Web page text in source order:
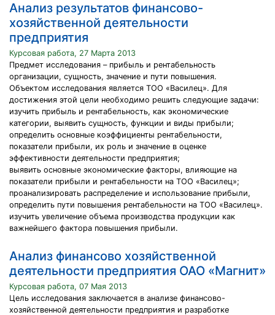
Анализ результатов финансово-
хозяйственной деятельности
предприятия
Курсовая работа, 27 Марта 2013
Предмет исследования – прибыль и рентабельность
организации, сущность, значение и пути повышения.
Объектом исследования является ТОО «Василец». Для
достижения этой цели необходимо решить следующие задачи:
изучить прибыль и рентабельность, как экономические
категории, выявить сущность, функции и виды прибыли;
определить основные коэффициенты рентабельности,
показатели прибыли, их роль и значение в оценке
эффективности деятельности предприятия;
выявить основные экономические факторы, влияющие на
показатели прибыли и рентабельности на ТОО «Василец»;
проанализировать распределение и использование прибыли,
определить пути повышения рентабельности на ТОО «Василец».
изучить увеличение объема производства продукции как
важнейшего фактора повышения прибыли.
Анализ финансово хозяйственной
деятельности предприятия ОАО «Магнит»
Курсовая работа, 07 Мая 2013
Цель исследования заключается в анализе финансово-
хозяйственной деятельности предприятия и разработке